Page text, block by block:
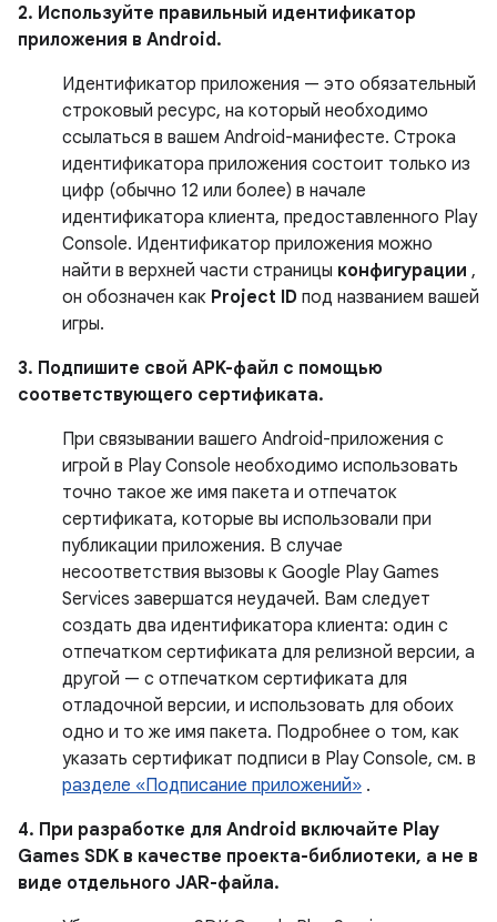
2. Используйте правильный идентификатор
приложения в Android.
Идентификатор приложения — это обязательный
строковый ресурс, на который необходимо
ссылаться в вашем Android-манифесте. Строка
идентификатора приложения состоит только из
цифр (обычно 12 или более) в начале
идентификатора клиента, предоставленного Play
Console. Идентификатор приложения можно
найти в верхней части страницы конфигурации ,
он обозначен как Project ID под названием вашей
игры.
3. Подпишите свой APK-файл с помощью
соответствующего сертификата.
При связывании вашего Android-приложения с
игрой в Play Console необходимо использовать
точно такое же имя пакета и отпечаток
сертификата, которые вы использовали при
публикации приложения. В случае
несоответствия вызовы к Google Play Games
Services завершатся неудачей. Вам следует
создать два идентификатора клиента: один с
отпечатком сертификата для релизной версии, а
другой — с отпечатком сертификата для
отладочной версии, и использовать для обоих
одно и то же имя пакета. Подробнее о том, как
указать сертификат подписи в Play Console, см. в
разделе «Подписание приложений» .
4. При разработке для Android включайте Play
Games SDK в качестве проекта-библиотеки, а не в
виде отдельного JAR-файла.